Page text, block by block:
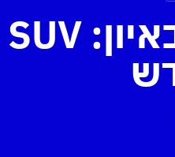
יונדאי חשפה את הבאיון: SUV